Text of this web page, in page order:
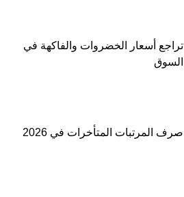
تراجع أسعار الخضروات والفاكهة في
السوق
صرف المرتبات المتأخرات في 2026